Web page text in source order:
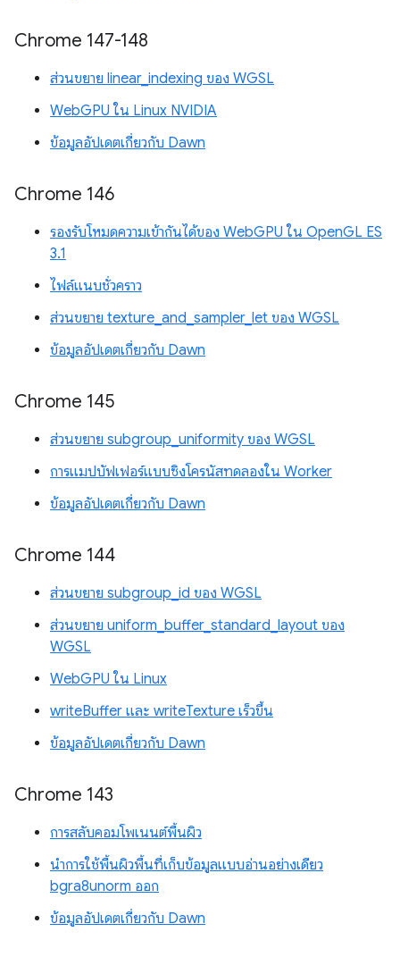
Chrome 147-148
ส่วนขยาย linear_indexing ของ WGSL
WebGPU ใน Linux NVIDIA
ข้อมูลอัปเดตเกี่ยวกับ Dawn
Chrome 146
รองรับโหมดความเข้ากันได้ของ WebGPU ใน OpenGL ES
3.1
ไฟล์แนบชั่วคราว
ส่วนขยาย texture_and_sampler_let ของ WGSL
ข้อมูลอัปเดตเกี่ยวกับ Dawn
Chrome 145
ส่วนขยาย subgroup_uniformity ของ WGSL
การแมปบัฟเฟอร์แบบซิงโครนัสทดลองใน Worker
ข้อมูลอัปเดตเกี่ยวกับ Dawn
Chrome 144
ส่วนขยาย subgroup_id ของ WGSL
ส่วนขยาย uniform_buffer_standard_layout ของ
WGSL
WebGPU ใน Linux
writeBuffer และ writeTexture เร็วขึ้น
ข้อมูลอัปเดตเกี่ยวกับ Dawn
Chrome 143
การสลับคอมโพเนนต์พื้นผิว
นำการใช้พื้นผิวพื้นที่เก็บข้อมูลแบบอ่านอย่างเดียว
bgra8unorm ออก
ข้อมูลอัปเดตเกี่ยวกับ Dawn